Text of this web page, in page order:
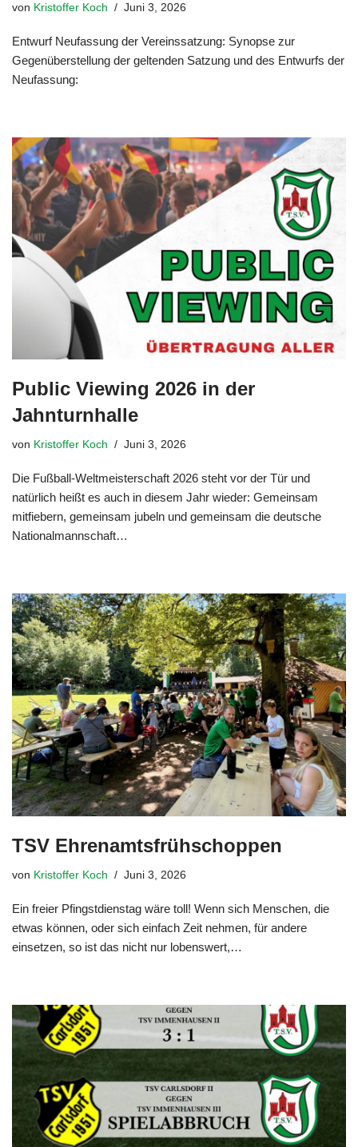
von Kristoffer Koch Juni 3, 2026
Entwurf Neufassung der Vereinssatzung: Synopse zur
Gegenüberstellung der geltenden Satzung und des Entwurfs der
Neufassung:
Public Viewing 2026 in der
Jahnturnhalle
von Kristoffer Koch Juni 3, 2026
Die Fußball-Weltmeisterschaft 2026 steht vor der Tür und
natürlich heißt es auch in diesem Jahr wieder: Gemeinsam
mitfiebern, gemeinsam jubeln und gemeinsam die deutsche
Nationalmannschaft…
TSV Ehrenamtsfrühschoppen
von Kristoffer Koch Juni 3, 2026
Ein freier Pfingstdienstag wäre toll! Wenn sich Menschen, die
etwas können, oder sich einfach Zeit nehmen, für andere
einsetzen, so ist das nicht nur lobenswert,…